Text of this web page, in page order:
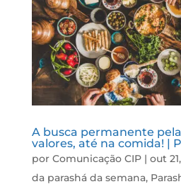
A busca permanente
valores, até na comida! |
por Comunicação CIP| out
da parashá da semana,